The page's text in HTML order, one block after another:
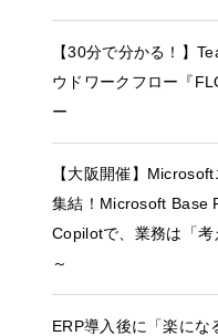
【30分で分かる！】
ウドワークフロー『
ー
【大阪開催】
集結！Microsoft Base
Copilotで、業務は「
～
ERP導入後に「楽にな